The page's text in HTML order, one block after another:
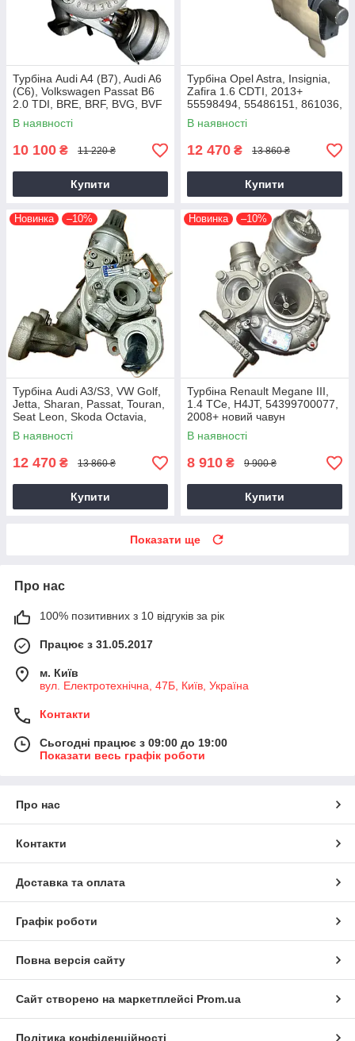
Турбіна Audi A4 (B7), Audi A6
(C6), Volkswagen Passat B6
2.0 TDI, BRE, BRF, BVG, BVF
2004+
В наявності
10 100 ₴ 11 220 ₴
Купити
Турбіна Opel Astra, Insignia,
Zafira 1.6 CDTI, 2013+
55598494, 55486151, 861036,
54389700021, 54389700003
В наявності
12 470 ₴ 13 860 ₴
Купити
Новинка –10%
Турбіна Audi A3/S3, VW Golf,
Jetta, Sharan, Passat, Touran,
Seat Leon, Skoda Octavia,
Superb 2.0 TDI, CKRA
В наявності
12 470 ₴ 13 860 ₴
Купити
Новинка –10%
Турбіна Renault Megane III,
1.4 TCe, H4JT, 54399700077,
2008+ новий чавун
В наявності
8 910 ₴ 9 900 ₴
Купити
Показати ще
Про нас
100% позитивних з 10 відгуків за рік
Працює з 31.05.2017
м. Київ
вул. Електротехнічна, 47Б, Київ, Україна
Контакти
Сьогодні працює з 09:00 до 19:00
Показати весь графік роботи
Про нас
Контакти
Доставка та оплата
Графік роботи
Повна версія сайту
Сайт створено на маркетплейсі Prom.ua
Політика конфіденційності